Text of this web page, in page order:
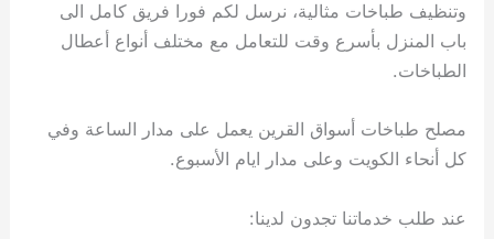
وتنظيف طباخات مثالية، نرسل لكم فورا فريق كامل الى
باب المنزل بأسرع وقت للتعامل مع مختلف أنواع أعطال
الطباخات.
مصلح طباخات أسواق القرين يعمل على مدار الساعة وفي
كل أنحاء الكويت وعلى مدار ايام الأسبوع.
عند طلب خدماتنا تجدون لدينا: